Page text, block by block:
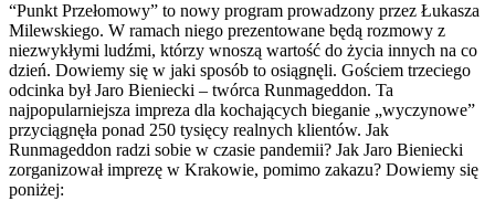
“Punkt Przełomowy” to nowy program prowadzony przez Łukasza
Milewskiego. W ramach niego prezentowane będą rozmowy z
niezwykłymi ludźmi, którzy wnoszą wartość do życia innych na co
dzień. Dowiemy się w jaki sposób to osiągnęli. Gościem trzeciego
odcinka był Jaro Bieniecki – twórca Runmageddon. Ta
najpopularniejsza impreza dla kochających bieganie „wyczynowe”
przyciągnęła ponad 250 tysięcy realnych klientów. Jak
Runmageddon radzi sobie w czasie pandemii? Jak Jaro Bieniecki
zorganizował imprezę w Krakowie, pomimo zakazu? Dowiemy się
poniżej: